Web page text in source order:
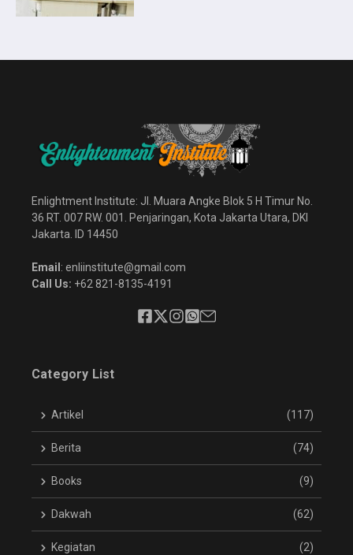
Enlightment Institute: Jl. Muara Angke Blok 5 H Timur No.
36 RT. 007 RW. 001. Penjaringan, Kota Jakarta Utara, DKI
Jakarta. ID 14450
Email : enliinstitute@gmail.com
Call Us: +62 821-8135-4191
Category List
Artikel (117)
Berita (74)
Books (9)
Dakwah (62)
Kegiatan (2)